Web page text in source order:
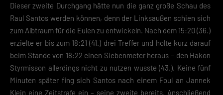
Dieser zweite Durchgang hätte nun die ganz große Schau des
Raul Santos werden können, denn der Linksaußen schien sich
zum Albtraum für die Eulen zu entwickeln. Nach dem 15:20 (36.)
erzielte er bis zum 18:21 (41.) drei Treffer und holte kurz darauf
beim Stande von 18:22 einen Siebenmeter heraus – den Hakon
Styrmisson allerdings nicht zu nutzen wusste (43.). Keine fünf
Minuten später fing sich Santos nach einem Foul an Jannek
Klein eine Zeitstrafe ein – seine zweite bereits. Anschließend